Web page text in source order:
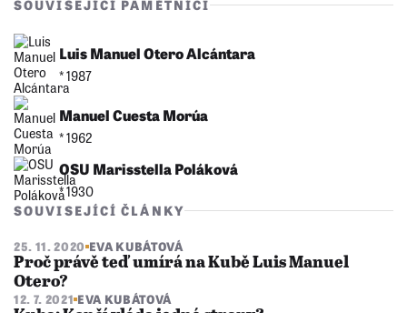
SOUVISEJÍCÍ PAMĚTNÍCI
Luis Manuel Otero Alcántara
* 1987
Manuel Cuesta Morúa
* 1962
OSU Marisstella Poláková
* 1930
SOUVISEJÍCÍ ČLÁNKY
25. 11. 2020 EVA KUBÁTOVÁ
Proč právě teď umírá na Kubě Luis Manuel
Otero?
12. 7. 2021 EVA KUBÁTOVÁ